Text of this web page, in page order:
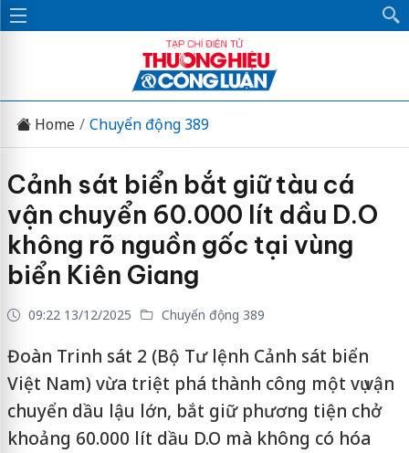
Home Chuyển động 389
Cảnh sát biển bắt giữ tàu cá
vận chuyển 60.000 lít dầu D.O
không rõ nguồn gốc tại vùng
biển Kiên Giang
09:22 13/12/2025 Chuyển động 389
Đoàn Trinh sát 2 (Bộ Tư lệnh Cảnh sát biển
Việt Nam) vừa triệt phá thành công một vụ vận
chuyển dầu lậu lớn, bắt giữ phương tiện chở
khoảng 60.000 lít dầu D.O mà không có hóa